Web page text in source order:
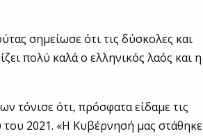
σημείωσε ότι τις δύσκολες και
πολύ καλά ο ελληνικός λαός και η
τόνισε ότι, πρόσφατα είδαμε τις
του 2021. «Η Κυβέρνησή μας στάθηκε